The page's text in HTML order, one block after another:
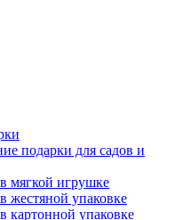
подарки для садов и
мягкой игрушке
жестяной упаковке
картонной упаковке